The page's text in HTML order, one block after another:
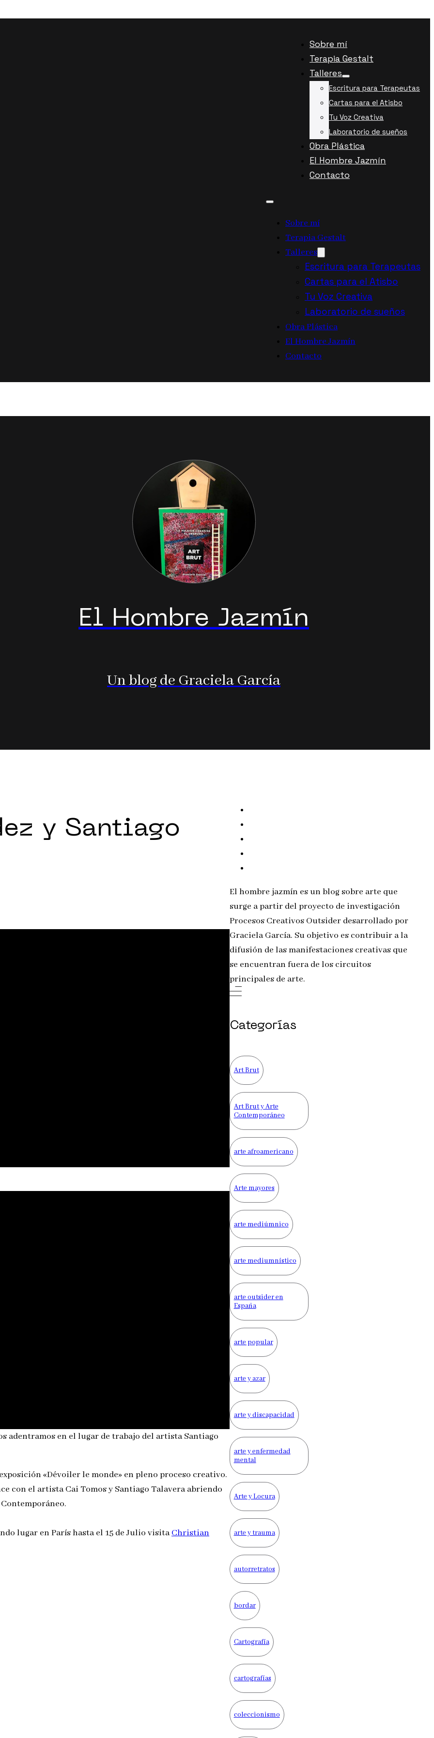
Sobre mí
Terapia Gestalt
Talleres
Escritura para Terapeutas
Cartas para el Atisbo
Tu Voz Creativa
Laboratorio de sueños
Obra Plástica
El Hombre Jazmín
Contacto
Sobre mí
Terapia Gestalt
Talleres
Escritura para Terapeutas
Cartas para el Atisbo
Tu Voz Creativa
Laboratorio de sueños
Obra Plástica
El Hombre Jazmín
Contacto
El Hombre Jazmín
Un blog de Graciela García
y Santiago
adentramos en el lugar de trabajo del artista Santiago
«Dévoiler le monde» en pleno proceso creativo.
con el artista Cai Tomos y Santiago Talavera abriendo
lugar en París hasta el 15 de Julio visitaChristian
El hombre jazmín es un blog sobre arte que
surge a partir del proyecto de investigación
Procesos Creativos Outsider desarrollado por
Graciela García. Su objetivo es contribuir a la
difusión de las manifestaciones creativas que
se encuentran fuera de los circuitos
principales de arte.
Categorías
Art Brut
Art Brut y Arte
Contemporáneo
arte afroamericano
Arte mayores
arte mediúmnico
arte mediumnístico
arte outsider en
España
arte popular
arte y azar
arte y discapacidad
arte y enfermedad
mental
Arte y Locura
arte y trauma
autorretratos
bordar
Cartografía
cartografías
coleccionismo